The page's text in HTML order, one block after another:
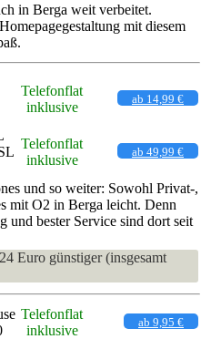
in Berga weit verbeitet.
mit diesem
Telefonflat
inklusive
ab 14,99 €
Telefonflat
inklusive
ab 49,99 €
und so weiter: Sowohl Privat-,
mit O2 in Berga leicht. Denn
und bester Service sind dort seit
Euro günstiger (insgesamt
Telefonflat
inklusive
ab 9,95 €